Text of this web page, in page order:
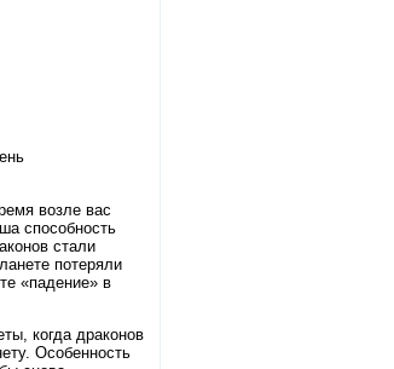
возле вас
способность
стали
потеряли
«падение» в
когда драконов
Особенность